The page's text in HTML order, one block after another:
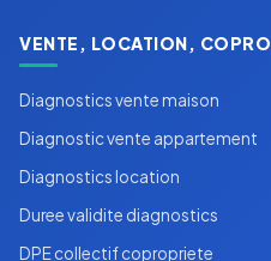
VENTE, LOCATION, COPRO
Diagnostics vente maison
Diagnostic vente appartement
Diagnostics location
Duree validite diagnostics
DPE collectif copropriete